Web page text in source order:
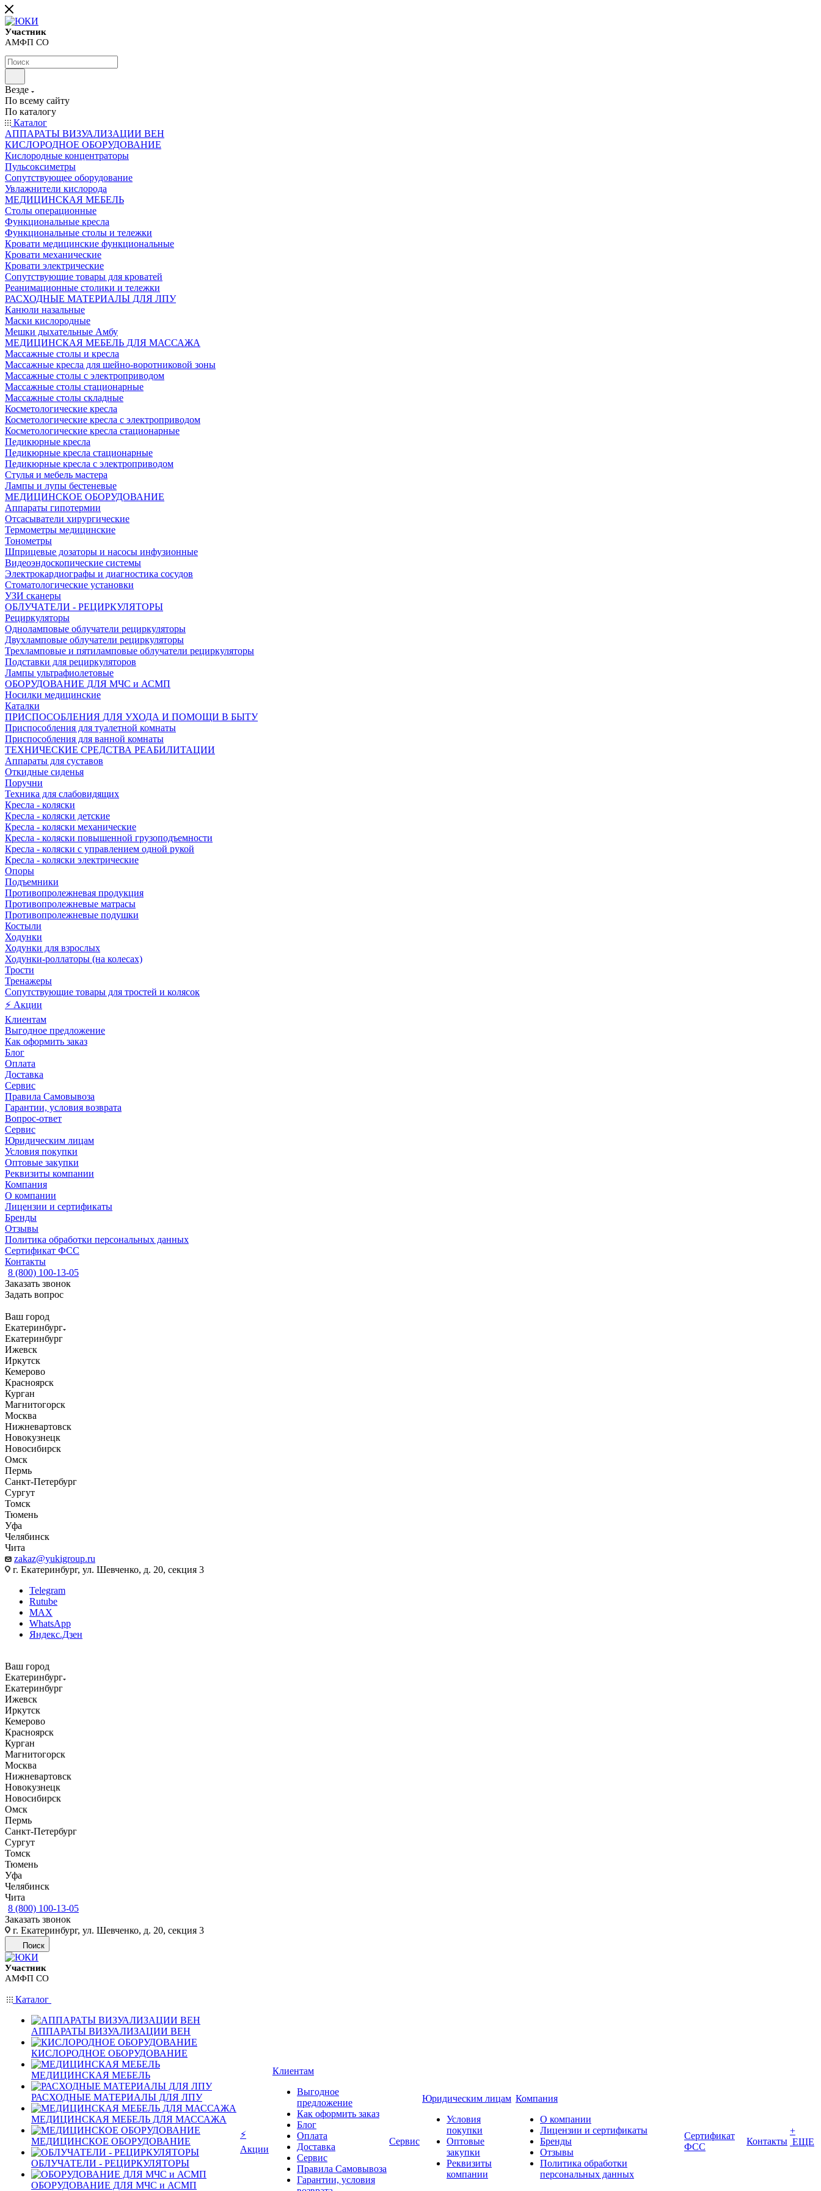
Участник
АМФП СО
Везде
По всему сайту
По каталогу
Каталог
АППАРАТЫ ВИЗУАЛИЗАЦИИ ВЕН
КИСЛОРОДНОЕ ОБОРУДОВАНИЕ
Кислородные концентраторы
Пульсоксиметры
Сопутствующее оборудование
Увлажнители кислорода
МЕДИЦИНСКАЯ МЕБЕЛЬ
Столы операционные
Функциональные кресла
Функциональные столы и тележки
Кровати медицинские функциональные
Кровати механические
Кровати электрические
Сопутствующие товары для кроватей
Реанимационные столики и тележки
РАСХОДНЫЕ МАТЕРИАЛЫ ДЛЯ ЛПУ
Канюли назальные
Маски кислородные
Мешки дыхательные Амбу
МЕДИЦИНСКАЯ МЕБЕЛЬ ДЛЯ МАССАЖА
Массажные столы и кресла
Массажные кресла для шейно-воротниковой зоны
Массажные столы с электроприводом
Массажные столы стационарные
Массажные столы складные
Косметологические кресла
Косметологические кресла с электроприводом
Косметологические кресла стационарные
Педикюрные кресла
Педикюрные кресла стационарные
Педикюрные кресла с электроприводом
Стулья и мебель мастера
Лампы и лупы бестеневые
МЕДИЦИНСКОЕ ОБОРУДОВАНИЕ
Аппараты гипотермии
Отсасыватели хирургические
Термометры медицинские
Тонометры
Шприцевые дозаторы и насосы инфузионные
Видеоэндоскопические системы
Электрокардиографы и диагностика сосудов
Стоматологические установки
УЗИ сканеры
ОБЛУЧАТЕЛИ - РЕЦИРКУЛЯТОРЫ
Рециркуляторы
Одноламповые облучатели рециркуляторы
Двухламповые облучатели рециркуляторы
Трехламповые и пятиламповые облучатели рециркуляторы
Подставки для рециркуляторов
Лампы ультрафиолетовые
ОБОРУДОВАНИЕ ДЛЯ МЧС и АСМП
Носилки медицинские
Каталки
ПРИСПОСОБЛЕНИЯ ДЛЯ УХОДА И ПОМОЩИ В БЫТУ
Приспособления для туалетной комнаты
Приспособления для ванной комнаты
ТЕХНИЧЕСКИЕ СРЕДСТВА РЕАБИЛИТАЦИИ
Аппараты для суставов
Откидные сиденья
Поручни
Техника для слабовидящих
Кресла - коляски
Кресла - коляски детские
Кресла - коляски механические
Кресла - коляски повышенной грузоподъемности
Кресла - коляски с управлением одной рукой
Кресла - коляски электрические
Опоры
Подъемники
Противопролежневая продукция
Противопролежневые матрасы
Противопролежневые подушки
Костыли
Ходунки
Ходунки для взрослых
Ходунки-роллаторы (на колесах)
Трости
Тренажеры
Сопутствующие товары для тростей и колясок
⚡ Акции
Клиентам
Выгодное предложение
Как оформить заказ
Блог
Оплата
Доставка
Сервис
Правила Самовывоза
Гарантии, условия возврата
Вопрос-ответ
Сервис
Юридическим лицам
Условия покупки
Оптовые закупки
Реквизиты компании
Компания
О компании
Лицензии и сертификаты
Бренды
Отзывы
Политика обработки персональных данных
Сертификат ФСС
Контакты
8 (800) 100-13-05
Заказать звонок
Задать вопрос
Ваш город
Екатеринбург
Екатеринбург
Ижевск
Иркутск
Кемерово
Красноярск
Курган
Магнитогорск
Москва
Нижневартовск
Новокузнецк
Новосибирск
Омск
Пермь
Санкт-Петербург
Сургут
Томск
Тюмень
Уфа
Челябинск
Чита
zakaz@yukigroup.ru
г. Екатеринбург, ул. Шевченко, д. 20, секция 3
Telegram
Rutube
MAX
WhatsApp
Яндекс.Дзен
Ваш город
Екатеринбург
Екатеринбург
Ижевск
Иркутск
Кемерово
Красноярск
Курган
Магнитогорск
Москва
Нижневартовск
Новокузнецк
Новосибирск
Омск
Пермь
Санкт-Петербург
Сургут
Томск
Тюмень
Уфа
Челябинск
Чита
8 (800) 100-13-05
Заказать звонок
г. Екатеринбург, ул. Шевченко, д. 20, секция 3
Поиск
Участник
АМФП СО
Каталог
АППАРАТЫ ВИЗУАЛИЗАЦИИ ВЕН
КИСЛОРОДНОЕ ОБОРУДОВАНИЕ
МЕДИЦИНСКАЯ МЕБЕЛЬ
РАСХОДНЫЕ МАТЕРИАЛЫ ДЛЯ ЛПУ
МЕДИЦИНСКАЯ МЕБЕЛЬ ДЛЯ МАССАЖА
МЕДИЦИНСКОЕ ОБОРУДОВАНИЕ
ОБЛУЧАТЕЛИ - РЕЦИРКУЛЯТОРЫ
ОБОРУДОВАНИЕ ДЛЯ МЧС и АСМП
⚡
Акции
Клиентам
Выгодное
предложение
Как оформить заказ
Блог
Оплата
Доставка
Сервис
Правила Самовывоза
Гарантии, условия
Сервис
Юридическим лицам
Условия
покупки
Оптовые
закупки
Реквизиты
компании
Компания
О компании
Лицензии и сертификаты
Бренды
Отзывы
Политика обработки
персональных данных
Сертификат
ФСС
Контакты
+
ЕЩЕ